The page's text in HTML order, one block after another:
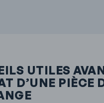
UTILES
D’UNE PIÈCE